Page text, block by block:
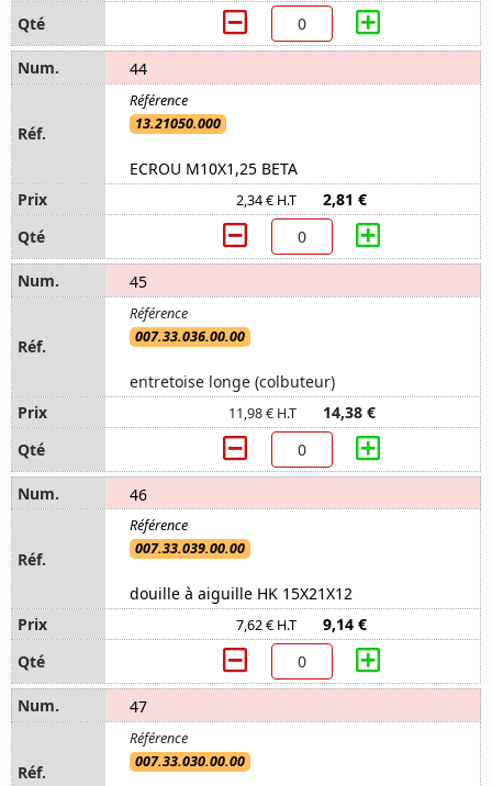
44
13.21050.000
ECROU M10X1,25 BETA
2,34 € H.T 2,81 €
45
007.33.036.00.00
entretoise longe (colbuteur)
11,98 € H.T 14,38 €
46
007.33.039.00.00
douille à aiguille HK 15X21X12
7,62 € H.T 9,14 €
47
007.33.030.00.00